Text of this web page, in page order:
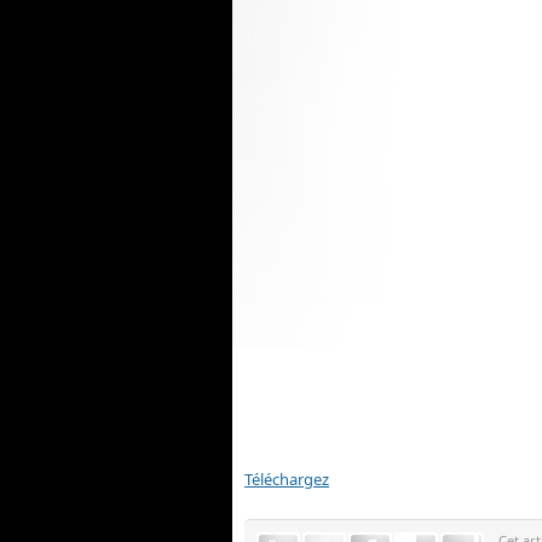
Téléchargez